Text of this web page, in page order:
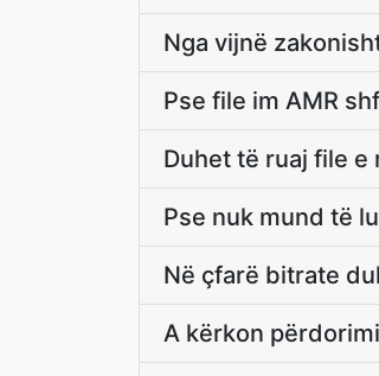
Nga vijnë
Pse file im AMR
Duhet të ruaj file e
Pse nuk mund të
Në çfarë bitrate
A kërkon